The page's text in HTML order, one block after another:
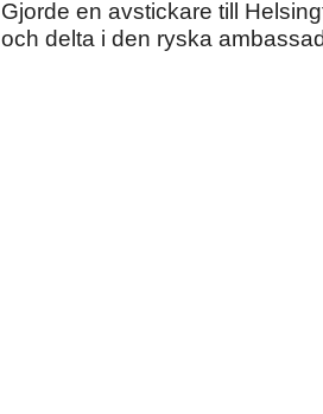
Gjorde en avstickare till
och delta i den ryska